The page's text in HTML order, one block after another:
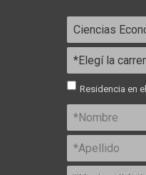
Residencia en